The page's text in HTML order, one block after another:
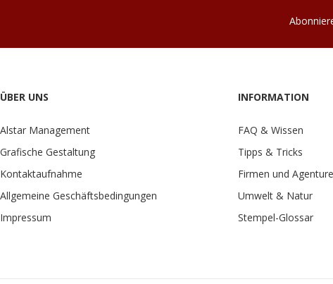
ÜBER UNS
Alstar Management
Grafische Gestaltung
Kontaktaufnahme
Allgemeine Geschäftsbedingungen
Impressum
INFORMATION
FAQ & Wissen
Tipps & Tricks
Firmen und
Umwelt & Natur
Stempel-Glossar